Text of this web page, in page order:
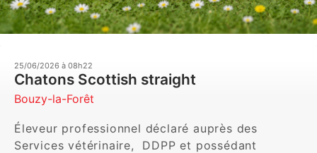
25/06/2026 à 08h22
Chatons Scottish straight
Bouzy-la-Forêt
Éleveur professionnel déclaré auprès des
Services vétérinaire,  DDPP et possédant